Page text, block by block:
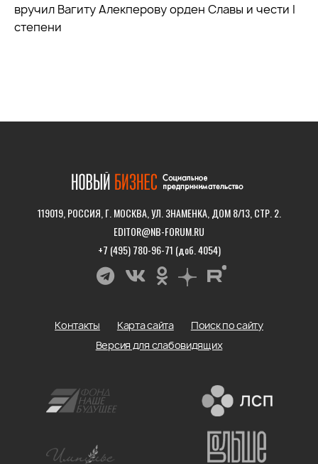
вручил Вагиту Алекперову орден Славы и чести I
степени
119019, РОССИЯ, Г. МОСКВА, УЛ. ЗНАМЕНКА, ДОМ 8/13, СТР. 2.
EDITOR@NB-FORUM.RU
+7 (495) 780-96-71 (доб. 4054)
Контакты Карта сайта
Поиск по сайту
Версия для слабовидящих